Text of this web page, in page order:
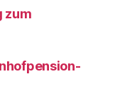
zum